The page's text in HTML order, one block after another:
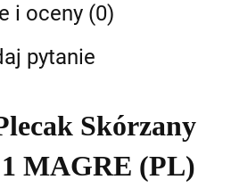
i oceny (0)
pytanie
Skórzany
MAGRE (PL)